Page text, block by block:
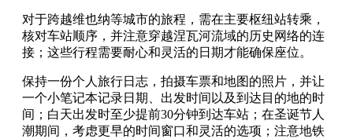
对于跨越维也纳等城市的旅程，需在主要枢纽站转乘，
核对车站顺序，并注意穿越涅瓦河流域的历史网络的连
接；这些行程需要耐心和灵活的日期才能确保座位。
保持一份个人旅行日志，拍摄车票和地图的照片，并让
一个小笔记本记录日期、出发时间以及到达目的地的时
间；白天出发时至少提前30分钟到达车站；在圣诞节人
潮期间，考虑更早的时间窗口和灵活的选项；注意地铁